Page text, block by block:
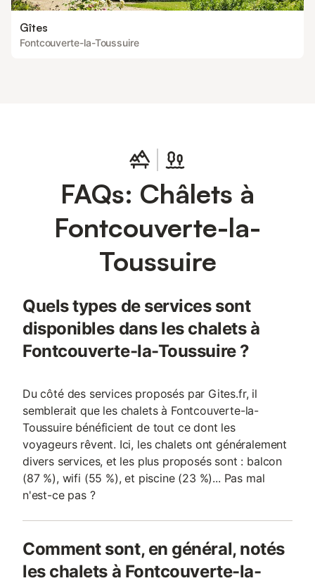
Gîtes
Fontcouverte-la-Toussuire
FAQs: Châlets à
Fontcouverte-la-
Toussuire
Quels types de services sont
disponibles dans les chalets à
Fontcouverte-la-Toussuire ?
Du côté des services proposés par Gites.fr, il
semblerait que les chalets à Fontcouverte-la-
Toussuire bénéficient de tout ce dont les
voyageurs rêvent. Ici, les chalets ont généralement
divers services, et les plus proposés sont : balcon
(87 %), wifi (55 %), et piscine (23 %)... Pas mal
n'est-ce pas ?
Comment sont, en général, notés
les chalets à Fontcouverte-la-